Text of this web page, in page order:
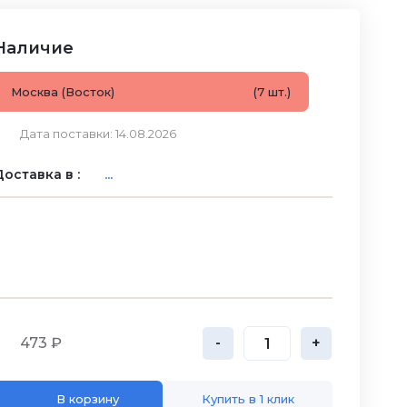
Москва (Восток) (7 шт.)
Дата поставки: 14.08.2026
в : ...
473 ₽ - +
В корзину Купить в 1 клик